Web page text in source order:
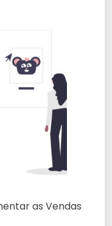
as Vendas